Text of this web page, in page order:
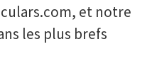
, et notre
les plus brefs